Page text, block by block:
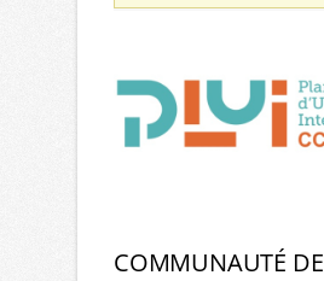
COMMUNAUTÉ DE